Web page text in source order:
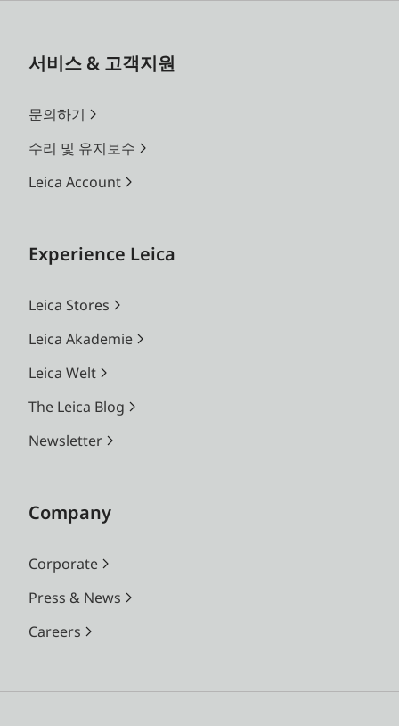
서비스 & 고객지원
문의하기
수리 및 유지보수
Leica Account
Experience Leica
Leica Stores
Leica Akademie
Leica Welt
The Leica Blog
Newsletter
Company
Corporate
Press & News
Careers